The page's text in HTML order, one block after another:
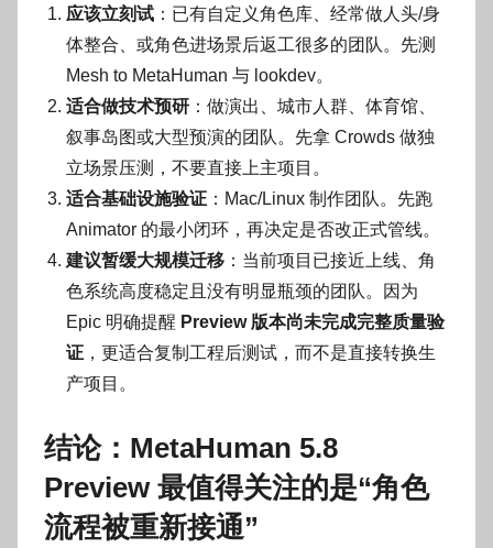
应该立刻试 ：已有自定义角色库、经常做人头/身
体整合、或角色进场景后返工很多的团队。先测
Mesh to MetaHuman 与 lookdev。
适合做技术预研 ：做演出、城市人群、体育馆、
叙事岛图或大型预演的团队。先拿 Crowds 做独
立场景压测，不要直接上主项目。
适合基础设施验证 ：Mac/Linux 制作团队。先跑
Animator 的最小闭环，再决定是否改正式管线。
建议暂缓大规模迁移 ：当前项目已接近上线、角
色系统高度稳定且没有明显瓶颈的团队。因为
Epic 明确提醒 Preview 版本尚未完成完整质量验
证 ，更适合复制工程后测试，而不是直接转换生
产项目。
结论：MetaHuman 5.8
Preview 最值得关注的是“角色
流程被重新接通”